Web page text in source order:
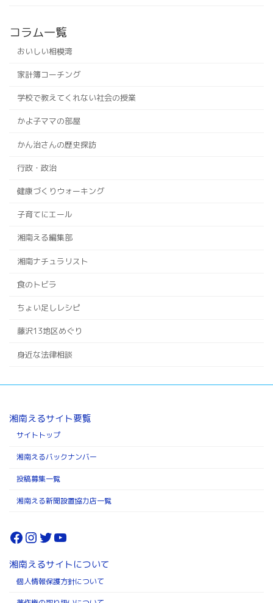
コラム一覧
おいしい相模湾
家計簿コーチング
学校で教えてくれない社会の授業
かよ子ママの部屋
かん治さんの歴史探訪
行政・政治
健康づくりウォーキング
子育てにエール
湘南える編集部
湘南ナチュラリスト
食のトビラ
ちょい足しレシピ
藤沢13地区めぐり
身近な法律相談
湘南えるサイト要覧
サイトトップ
湘南えるバックナンバー
投稿募集一覧
湘南える新聞設置協力店一覧
Facebook
Instagram
Twitter
YouTube
湘南えるサイトについて
個人情報保護方針について